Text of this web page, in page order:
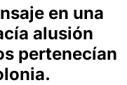
en una
alusión
pertenecían